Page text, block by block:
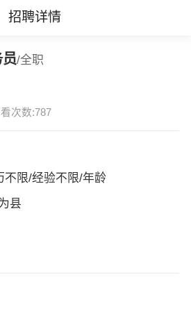
招聘详情
/全职
次数:787
不限/经验不限/年龄
县